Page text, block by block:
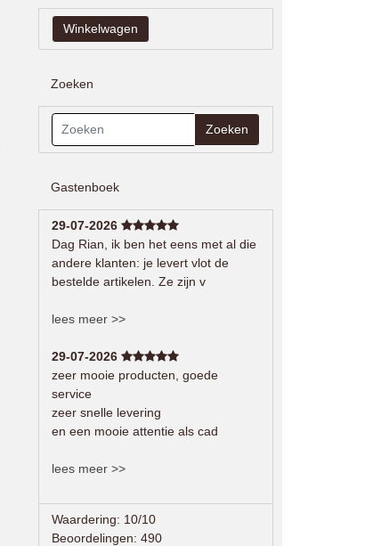
Zoeken
Zoeken
Gastenboek
29-07-2026
Dag Rian, ik ben het eens met al die
andere klanten: je levert vlot de
bestelde artikelen. Ze zijn v
lees meer >>
29-07-2026
zeer mooie producten, goede
service
zeer snelle levering
en een mooie attentie als cad
lees meer >>
Waardering: 10/10
Beoordelingen: 490